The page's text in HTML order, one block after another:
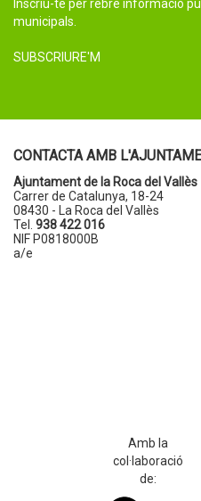
Inscriu-te per rebre informació
municipals.
SUBSCRIURE'M
CONTACTA AMB
Ajuntament de la Roca del Vallès
Carrer de Catalunya, 18-24
08430 - La Roca del Vallès
Tel. 938 422 016
NIF P0818000B
a/e
Amb la
col·laboració
de: